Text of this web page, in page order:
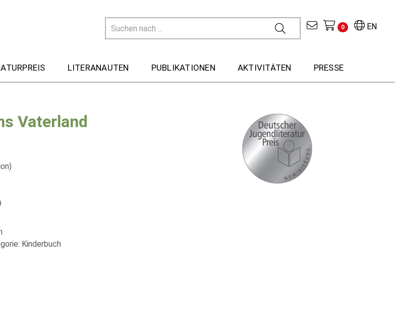
EN
0
LITERANAUTEN PUBLIKATIONEN AKTIVITÄTEN PRESSE
Vaterland
Kinderbuch